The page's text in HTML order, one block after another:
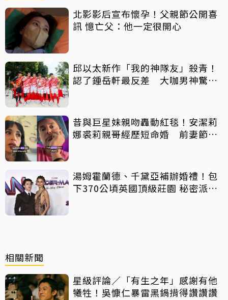
北影影后宣布懷孕！父親節公開喜
訊 憶亡父：他一定很開心
邱以太新作「我的神隊友」殺青！
認了鍾岳軒最反差 大咖男神驚喜
昔與巨星妹親吻轟動紅毯！安潔莉
娜裘莉親哥經歷短命婚 前妻節目
湯姆霍蘭德、千黛亞補辦婚禮！包
下370公頃英國頂級莊園 秘密派對
相關新聞
星級評論／「有生之年」感謝有他
犧牲！吳慷仁暴雷黑鍋揹得讚讚讚